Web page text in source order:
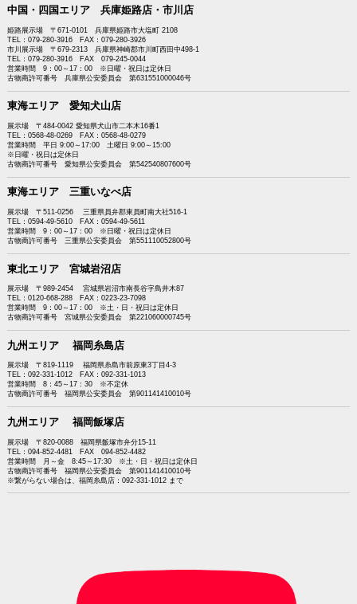
中国・四国エリア 兵庫姫路店・市川店
姫路展示場 〒671-0101 兵庫県姫路市大塩町 2108
TEL：079-280-3916 FAX：079-280-3926
市川展示場 〒679-2313 兵庫県神崎郡市川町西田中498-1
TEL：079-280-3916 FAX 079-245-0044
営業時間 9：00～17：00 ※日曜・祝日は定休日
古物商許可番号 兵庫県公安委員会 第631551000046号
東海エリア 愛知犬山店
展示場 〒484-0042 愛知県犬山市二本木16番1
TEL：0568-48-0269 FAX：0568-48-0279
営業時間 平日 9:00～17:00 土曜日 9:00～15:00
※日曜・祝日は定休日
古物商許可番号 愛知県公安委員会 第542540807600号
東海エリア 三重いなべ店
展示場 〒511-0256 三重県員弁郡東員町南大社516-1
TEL：0594-49-5610 FAX：0594-49-5611
営業時間 9：00～17：00 ※日曜・祝日は定休日
古物商許可番号 三重県公安委員会 第551110052800号
東北エリア 宮城岩沼店
展示場 〒989-2454 宮城県岩沼市南長谷字鳥井木87
TEL：0120-668-288 FAX：0223-23-7098
営業時間 9：00～17：00 ※土・日・祝日は定休日
古物商許可番号 宮城県公安委員会 第221060000745号
九州エリア 福岡糸島店
展示場 〒819-1119 福岡県糸島市前原東3丁目4-3
TEL：092-331-1012 FAX：092-331-1013
営業時間 8：45～17：30 ※不定休
古物商許可番号 福岡県公安委員会 第901141410010号
九州エリア 福岡飯塚店
展示場 〒820-0088 福岡県飯塚市弁分15-11
TEL：094-852-4481 FAX 094-852-4482
営業時間 月～金 8:45～17:30 ※土・日・祝日は定休日
古物商許可番号 福岡県公安委員会 第901141410010号
※繋がらない場合は、福岡糸島店：092-331-1012 まで